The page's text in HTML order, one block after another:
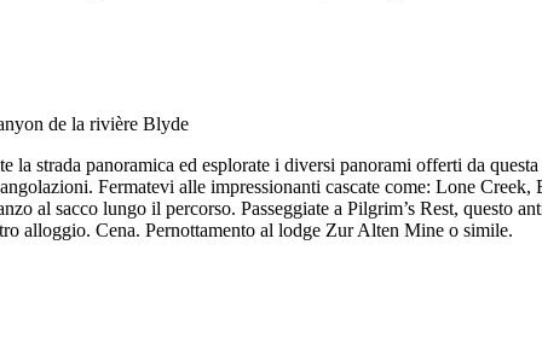
strada panoramica ed esplorate i diversi panorami offerti da
Fermatevi alle impressionanti cascate come: Lone
al sacco lungo il percorso. Passeggiate a Pilgrim’s Rest, questo
alloggio. Cena. Pernottamento al lodge Zur Alten Mine o simile.